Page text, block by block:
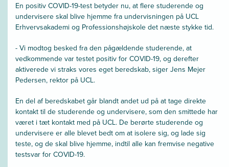
En positiv COVID-19-test betyder nu, at flere studerende og
undervisere skal blive hjemme fra undervisningen på UCL
Erhvervsakademi og Professionshøjskole det næste stykke tid.
- Vi modtog besked fra den pågældende studerende, at
vedkommende var testet positiv for COVID-19, og derefter
aktiverede vi straks vores eget beredskab, siger Jens Mejer
Pedersen, rektor på UCL.
En del af beredskabet går blandt andet ud på at tage direkte
kontakt til de studerende og undervisere, som den smittede har
været i tæt kontakt med på UCL. De berørte studerende og
undervisere er alle blevet bedt om at isolere sig, og lade sig
teste, og de skal blive hjemme, indtil alle kan fremvise negative
testsvar for COVID-19.